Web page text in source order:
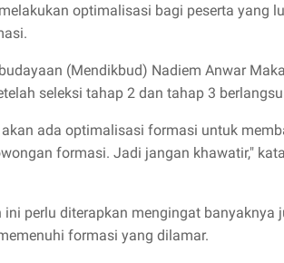
optimalisasi bagi peserta yang
(Mendikbud) Nadiem Anwar
seleksi tahap 2 dan tahap 3
ada optimalisasi formasi untuk
formasi. Jadi jangan khawatir,"
ini perlu diterapkan mengingat banyaknya
formasi yang dilamar.